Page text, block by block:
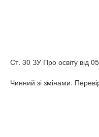
Ст. 30 ЗУ Про освіту від
Чинний зі змінами.